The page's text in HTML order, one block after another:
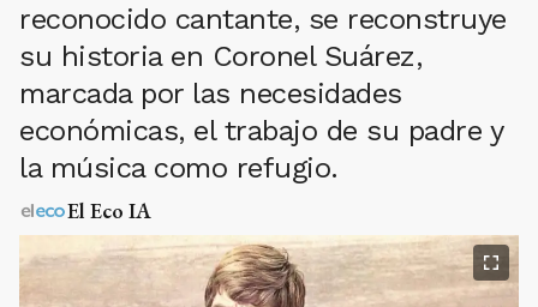
reconocido cantante, se reconstruye
su historia en Coronel Suárez,
marcada por las necesidades
económicas, el trabajo de su padre y
la música como refugio.
El Eco IA